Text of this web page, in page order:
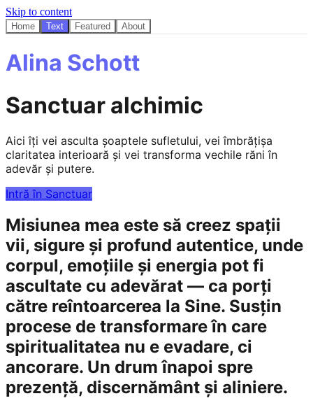
Skip to content
Home Text Featured About
Alina Schott
Sanctuar alchimic
Aici îți vei asculta șoaptele sufletului, vei îmbrățișa
claritatea interioară și vei transforma vechile răni în
adevăr și putere.
Intră în Sanctuar
Misiunea mea este să creez spații
vii, sigure și profund autentice, unde
corpul, emoțiile și energia pot fi
ascultate cu adevărat — ca porți
către reîntoarcerea la Sine. Susțin
procese de transformare în care
spiritualitatea nu e evadare, ci
ancorare. Un drum înapoi spre
prezență, discernământ și aliniere.